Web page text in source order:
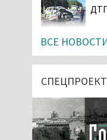
07.08.2026 14:20
В
ВСЕ